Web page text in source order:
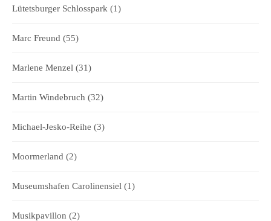
Lütetsburger Schlosspark (1)
Marc Freund (55)
Marlene Menzel (31)
Martin Windebruch (32)
Michael-Jesko-Reihe (3)
Moormerland (2)
Museumshafen Carolinensiel (1)
Musikpavillon (2)